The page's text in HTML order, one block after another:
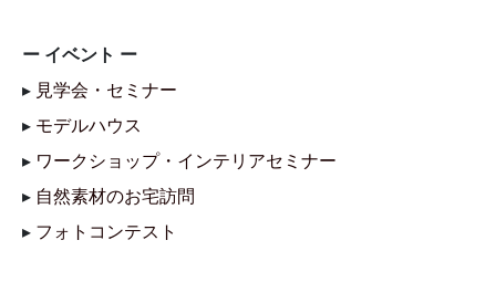
ー イベント ー
▸ 見学会・セミナー
▸ モデルハウス
▸ ワークショップ・インテリアセミナー
▸ 自然素材のお宅訪問
▸ フォトコンテスト